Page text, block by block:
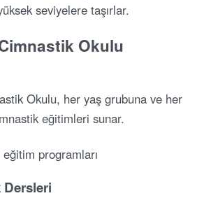
seviyelere taşırlar.
Okulu
Okulu, her yaş grubuna ve her
eğitimleri sunar.
programları